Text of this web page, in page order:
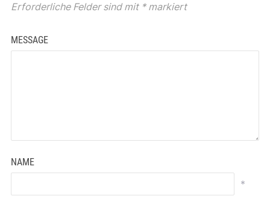
Erforderliche Felder sind mit *markiert
MESSAGE
NAME
*